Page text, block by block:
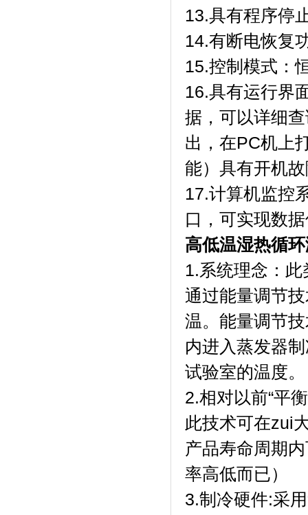
13.具有程序停止
14.有断电恢复功能
15.控制模式：恒
16.具有运行界面
据，可以详细
出，在PC
能）具有开机故
17.计算机监控
口，可实现数
高低温湿热循
1.系统理念
通过能量调节
温。能量调
内进入蒸发器制
试验室的温度。
2.相对以前“平衡
此技术可在zui
产品寿命周期
率高低而已）
3.制冷硬件:采用